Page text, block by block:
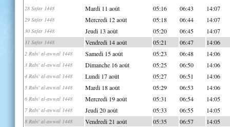
28 Safar 1448 Mardi 11 août 05:16 06:43 14:07
29 Safar 1448 Mercredi 12 août 05:18 06:44 14:07
30 Safar 1448 Jeudi 13 août 05:20 06:45 14:07
31 Safar 1448 Vendredi 14 août 05:21 06:47 14:06
2 Rabi' al-awwal 1448 Samedi 15 août 05:23 06:48 14:06
3 Rabi' al-awwal 1448 Dimanche 16 août 05:25 06:50 14:06
4 Rabi' al-awwal 1448 Lundi 17 août 05:27 06:51 14:06
5 Rabi' al-awwal 1448 Mardi 18 août 05:29 06:53 14:06
6 Rabi' al-awwal 1448 Mercredi 19 août 05:31 06:54 14:05
7 Rabi' al-awwal 1448 Jeudi 20 août 05:33 06:55 14:05
8 Rabi' al-awwal 1448 Vendredi 21 août 05:35 06:57 14:05